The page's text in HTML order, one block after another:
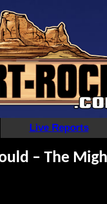
Live Reports
– The